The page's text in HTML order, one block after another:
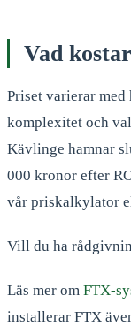
Vad
Priset varierar
komplexitet och
Kävlinge hamnar
000 kronor efter
vår priskalkylator
Vill du ha
Läs mer om FTX-
installerar FTX